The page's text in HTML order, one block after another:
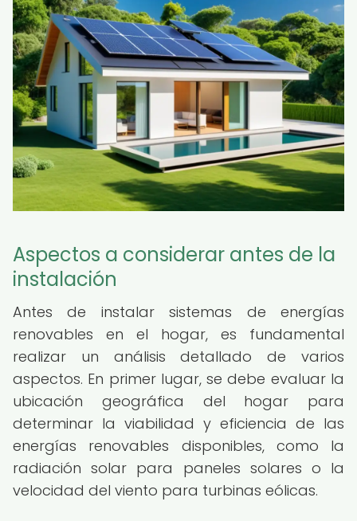
Aspectos a considerar antes de la
instalación
Antes de instalar sistemas de energías
renovables en el hogar, es fundamental
realizar un análisis detallado de varios
aspectos. En primer lugar, se debe evaluar la
ubicación geográfica del hogar para
determinar la viabilidad y eficiencia de las
energías renovables disponibles, como la
radiación solar para paneles solares o la
velocidad del viento para turbinas eólicas.